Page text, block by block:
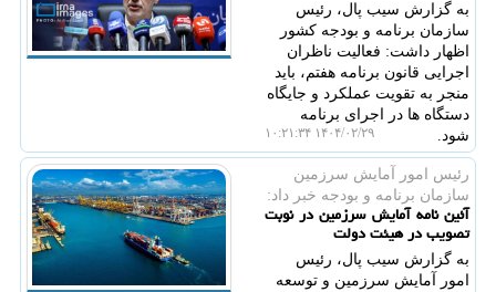
به گزارش سیب پال، رئیس
سازمان برنامه و بودجه کشور
اظهار داشت: فعالیت ناظران
اجرایی قانون برنامه هفتم، باید
منجر به تقویت عملکرد و جایگاه
دستگاه ها در اجرای برنامه
شود.
۱۴۰۴/۰۲/۲۹ ۱۰:۲۱:۳۴
رئیس امور آمایش سرزمین
سازمان برنامه و بودجه خبر داد:
آئین نامه آمایش سرزمین در نوبت
تصویب در هیئت دولت
به گزارش سیب پال، رئیس
امور آمایش سرزمین و توسعه